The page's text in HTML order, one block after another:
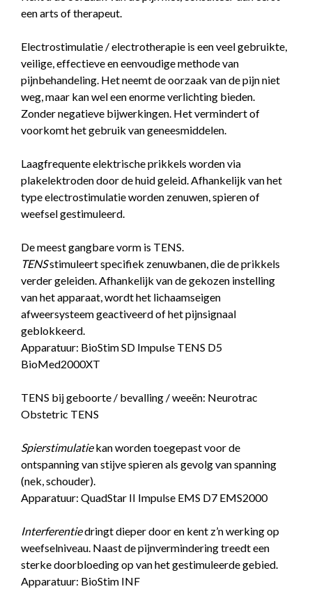
een arts of therapeut.
Electrostimulatie / electrotherapie is een veel gebruikte,
veilige, effectieve en eenvoudige methode van
pijnbehandeling. Het neemt de oorzaak van de pijn niet
weg, maar kan wel een enorme verlichting bieden.
Zonder negatieve bijwerkingen. Het vermindert of
voorkomt het gebruik van geneesmiddelen.
Laagfrequente elektrische prikkels worden via
plakelektroden door de huid geleid. Afhankelijk van het
type electrostimulatie worden zenuwen, spieren of
weefsel gestimuleerd.
De meest gangbare vorm is TENS.
TENSstimuleert specifiek zenuwbanen, die de prikkels
verder geleiden. Afhankelijk van de gekozen instelling
van het apparaat, wordt het lichaamseigen
afweersysteem geactiveerd of het pijnsignaal
geblokkeerd.
Apparatuur: BioStim SD Impulse TENS D5
BioMed2000XT
TENS bij geboorte / bevalling / weeën: Neurotrac
Obstetric TENS
Spierstimulatiekan worden toegepast voor de
ontspanning van stijve spieren als gevolg van spanning
(nek, schouder).
Apparatuur: QuadStar II Impulse EMS D7 EMS2000
Interferentiedringt dieper door en kent z’n werking op
weefselniveau. Naast de pijnvermindering treedt een
sterke doorbloeding op van het gestimuleerde gebied.
Apparatuur: BioStim INF